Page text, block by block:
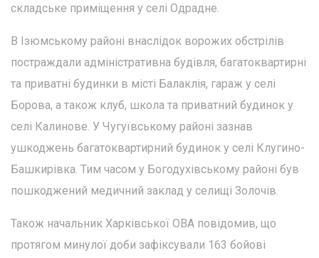
складське приміщення у селі Одрадне.
В Ізюмському районі внаслідок ворожих обстрілів
постраждали адміністративна будівля, багатоквартирні
та приватні будинки в місті Балаклія, гараж у селі
Борова, а також клуб, школа та приватний будинок у
селі Калинове. У Чугуївському районі зазнав
ушкоджень багатоквартирний будинок у селі Клугино-
Башкирівка. Тим часом у Богодухівському районі був
пошкоджений медичний заклад у селищі Золочів.
Також начальник Харківської ОВА повідомив, що
протягом минулої доби зафіксували 163 бойові